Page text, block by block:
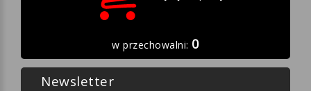
w przechowalni: 0
Newsletter